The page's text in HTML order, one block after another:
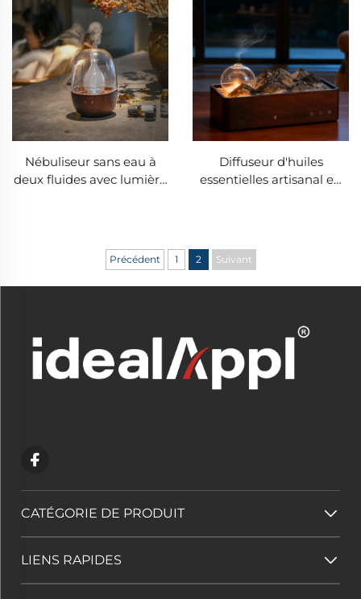
Nébuliseur sans eau à
deux fluides avec lumière
Diffuseur d'huiles
essentielles artisanal en
Précédent 1 2 Suivant
CATÉGORIE DE PRODUIT
LIENS RAPIDES